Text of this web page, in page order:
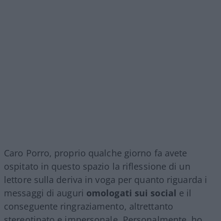
Caro Porro, proprio qualche giorno fa avete
ospitato in questo spazio la riflessione di un
lettore sulla deriva in voga per quanto riguarda i
messaggi di auguri omologati sui social e il
conseguente ringraziamento, altrettanto